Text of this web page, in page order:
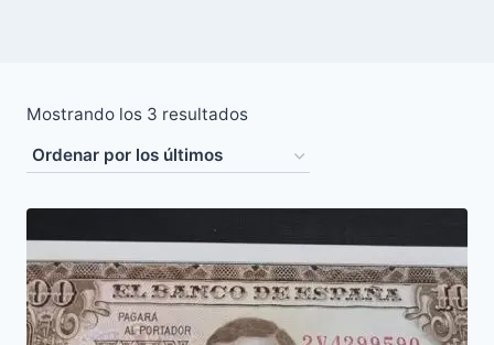
Mostrando los 3 resultadosOrdenado
los
últimos